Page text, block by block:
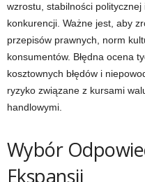
wzrostu, stabilności
konkurencji. Ważne jest, aby
przepisów prawnych, norm
konsumentów. Błędna ocena
kosztownych błędów i
ryzyko związane z kursami
handlowymi.
Wybór
Ekspansji